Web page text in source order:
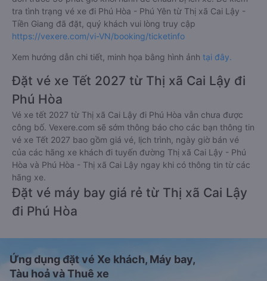
tra tình trạng vé xe đi Phú Hòa - Phú Yên từ Thị xã Cai Lậy -
Tiền Giang đã đặt, quý khách vui lòng truy cập
https://vexere.com/vi-VN/booking/ticketinfo
Xem hướng dẫn chi tiết, minh họa bằng hình ảnh tại đây.
Đặt vé xe Tết 2027 từ Thị xã Cai Lậy đi
Phú Hòa
Vé xe tết 2027 từ Thị xã Cai Lậy đi Phú Hòa vẫn chưa được
công bố. Vexere.com sẽ sớm thông báo cho các bạn thông tin
vé xe Tết 2027 bao gồm giá vé, lịch trình, ngày giờ bán vé
của các hãng xe khách đi tuyến đường Thị xã Cai Lậy - Phú
Hòa và Phú Hòa - Thị xã Cai Lậy ngay khi có thông tin từ các
hãng xe.
Đặt vé máy bay giá rẻ từ Thị xã Cai Lậy
đi Phú Hòa
Ứng dụng đặt vé Xe khách, Máy bay,
Tàu hoả và Thuê xe